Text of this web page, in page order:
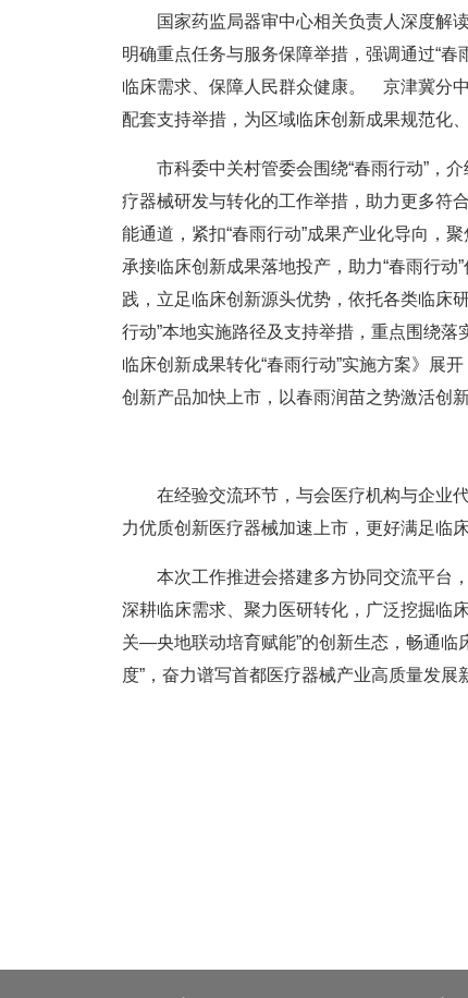
国家药监局器审中心相关负责人深度解读
明确重点任务与服务保障举措，强调通过“
临床需求、保障人民群众健康。 京津冀分
配套支持举措，为区域临床创新成果规范化
市科委中关村管委会围绕“春雨行动”，介
疗器械研发与转化的工作举措，助力更多符
能通道，紧扣“春雨行动”成果产业化导向，
承接临床创新成果落地投产，助力“春雨行
践，立足临床创新源头优势，依托各类临床
行动”本地实施路径及支持举措，重点围绕
临床创新成果转化“春雨行动”实施方案》展
创新产品加快上市，以春雨润苗之势激活创
在经验交流环节，与会医疗机构与企业代
力优质创新医疗器械加速上市，更好满足临
本次工作推进会搭建多方协同交流平台，
深耕临床需求、聚力医研转化，广泛挖掘
关—央地联动培育赋能”的创新生态，畅通临
度”，奋力谱写首都医疗器械产业高质量发展